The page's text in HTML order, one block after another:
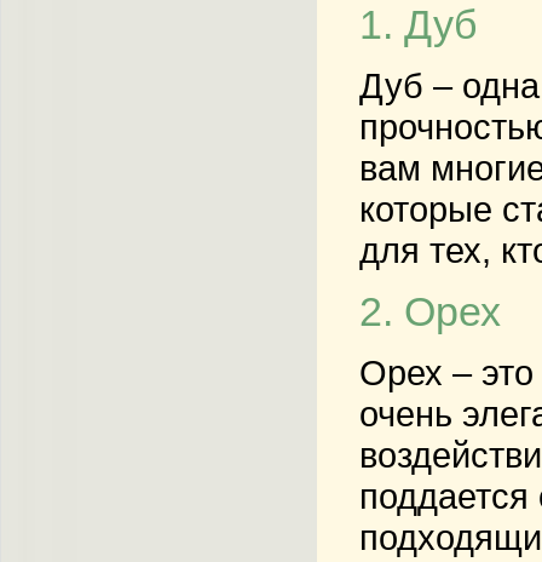
1. Дуб
Дуб –
вам
которые
для тех,
2. Орех
Орех –
очень